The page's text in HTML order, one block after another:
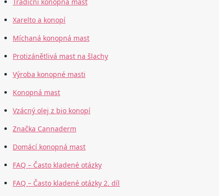
Tradiční konopná mast
Xarelto a konopí
Míchaná konopná mast
Protizánětlivá mast na šlachy
Výroba konopné masti
Konopná mast
Vzácný olej z bio konopí
Značka Cannaderm
Domácí konopná mast
FAQ – Často kladené otázky
FAQ – Často kladené otázky 2. díl